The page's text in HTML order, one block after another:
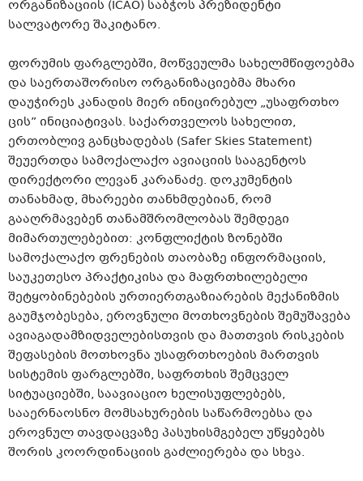
ორგანიზაციის (ICAO) საბჭოს პრეზიდენტი
სალვატორე შაკიტანო.
ფორუმის ფარგლებში, მოწვეულმა სახელმწიფოებმა
და საერთაშორისო ორგანიზაციებმა მხარი
დაუჭირეს კანადის მიერ ინიცირებულ „უსაფრთხო
ცის” ინიციატივას. საქართველოს სახელით,
ერთობლივ განცხადებას (Safer Skies Statement)
შეუერთდა სამოქალაქო ავიაციის სააგენტოს
დირექტორი ლევან კარანაძე. დოკუმენტის
თანახმად, მხარეები თანხმდებიან, რომ
გააღრმავებენ თანამშრომლობას შემდეგი
მიმართულებებით: კონფლიქტის ზონებში
სამოქალაქო ფრენების თაობაზე ინფორმაციის,
საუკეთესო პრაქტიკისა და მაფრთხილებელი
შეტყობინებების ურთიერთგაზიარების მექანიზმის
გაუმჯობესება, ეროვნული მოთხოვნების შემუშავება
ავიაგადამზიდველებისთვის და მათთვის რისკების
შეფასების მოთხოვნა უსაფრთხოების მართვის
სისტემის ფარგლებში, საფრთხის შემცველ
სიტუაციებში, საავიაციო ხელისუფლებებს,
სააერნაოსნო მომსახურების საწარმოებსა და
ეროვნულ თავდაცვაზე პასუხისმგებელ უწყებებს
შორის კოორდინაციის გაძლიერება და სხვა.